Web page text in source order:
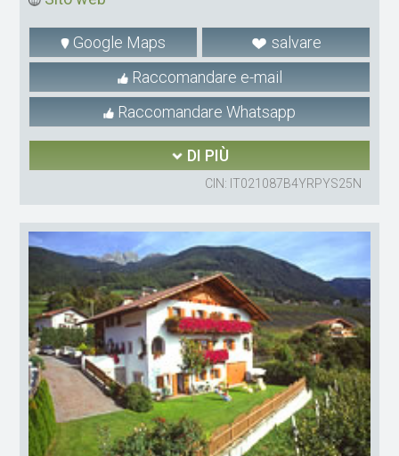
Google Maps
salvare
Raccomandare e-mail
Raccomandare Whatsapp
DI PIÙ
CIN: IT021087B4YRPYS25N